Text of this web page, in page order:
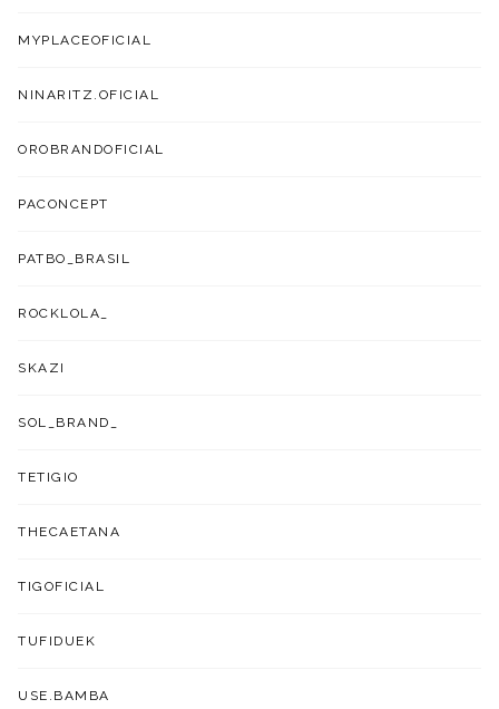
MYPLACEOFICIAL
NINARITZ.OFICIAL
OROBRANDOFICIAL
PACONCEPT
PATBO_BRASIL
ROCKLOLA_
SKAZI
SOL_BRAND_
TETIGIO
THECAETANA
TIGOFICIAL
TUFIDUEK
USE.BAMBA